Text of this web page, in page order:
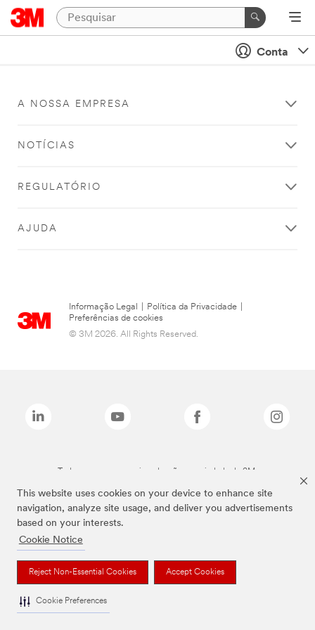
This website uses cookies on your device to enhance site
navigation, analyze site usage, and deliver you advertisements
based on your interests.
Cookie Notice
Reject Non-Essential Cookies Accept Cookies
Cookie Preferences
Conta
A NOSSA EMPRESA
NOTÍCIAS
REGULATÓRIO
AJUDA
Informação Legal Política da Privacidade
Preferências de cookies
© 3M 2026. All Rights Reserved.
Todas as marcas mencionadas são propriedade da 3M.